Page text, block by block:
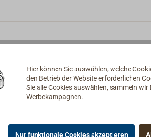
Hier können Sie auswählen, welche
den Betrieb der Website erforderlichen
Sie alle Cookies auswählen, sammeln
Werbekampagnen.
Nur funktionale Cookies akzeptieren